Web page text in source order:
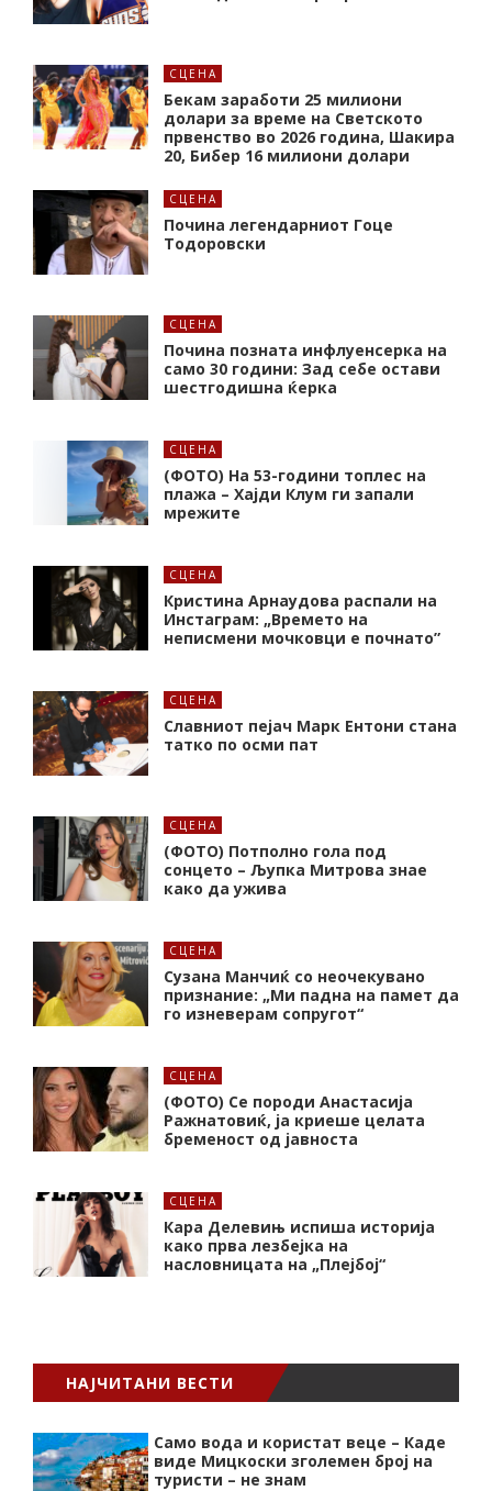
СЦЕНА
Бекам заработи 25 милиони
долари за време на Светското
првенство во 2026 година, Шакира
20, Бибер 16 милиони долари
СЦЕНА
Почина легендарниот Гоце
Тодоровски
СЦЕНА
Почина позната инфлуенсерка на
само 30 години: Зад себе остави
шестгодишна ќерка
СЦЕНА
(ФОТО) На 53-години топлес на
плажа – Хајди Клум ги запали
мрежите
СЦЕНА
Кристина Арнаудова распали на
Инстаграм: „Времето на
неписмени мочковци е почнато”
СЦЕНА
Славниот пејач Марк Ентони стана
татко по осми пат
СЦЕНА
(ФОТО) Потполно гола под
сонцето – Љупка Митрова знае
како да ужива
СЦЕНА
Сузана Манчиќ со неочекувано
признание: „Ми падна на памет да
го изневерам сопругот“
СЦЕНА
(ФОТО) Се породи Анастасија
Ражнатовиќ, ја криеше целата
бременост од јавноста
СЦЕНА
Кара Делевињ испиша историја
како прва лезбејка на
насловницата на „Плејбој“
НАЈЧИТАНИ ВЕСТИ
Само вода и користат веце – Каде
виде Мицкоски зголемен број на
туристи – не знам